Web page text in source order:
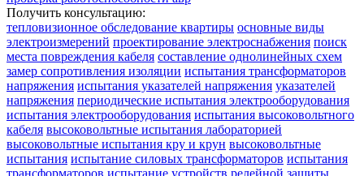
Получить консультацию:
тепловизионное обследование квартиры основные виды
электроизмерений проектирование электроснабжения поиск
места повреждения кабеля составление однолинейных схем
замер сопротивления изоляции испытания трансформаторов
напряжения испытания указателей напряжения указателей
напряжения периодические испытания электрооборудования
испытания электрооборудования испытания высоковольтного
кабеля высоковольтные испытания лабораторией
высоковольтные испытания кру и крун высоковольтные
испытания испытание силовых трансформаторов испытания
трансформаторов испытание устройств релейной защиты